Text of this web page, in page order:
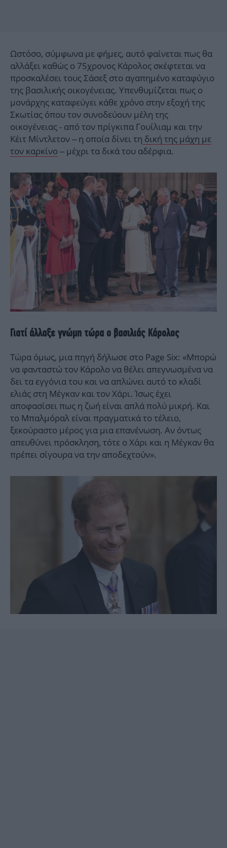
Ωστόσο, σύμφωνα με φήμες, αυτό φαίνεται πως θα
αλλάξει καθώς ο 75χρονος Κάρολος σκέφτεται να
προσκαλέσει τους Σάσεξ στο αγαπημένο καταφύγιο
της βασιλικής οικογένειας. Υπενθυμίζεται πως ο
μονάρχης καταφεύγει κάθε χρόνο στην εξοχή της
Σκωτίας όπου τον συνοδεύουν μέλη της
οικογένειας - από τον πρίγκιπα Γουίλιαμ και την
Κέιτ Μίντλετον – η οποία δίνει τη δική της μάχη με
τον καρκίνο – μέχρι τα δικά του αδέρφια.
Γιατί άλλαξε γνώμη τώρα ο βασιλιάς Κάρολος
Τώρα όμως, μια πηγή δήλωσε στο Page Six: «Μπορώ
να φανταστώ τον Κάρολο να θέλει απεγνωσμένα να
δει τα εγγόνια του και να απλώνει αυτό το κλαδί
ελιάς στη Μέγκαν και τον Χάρι. Ίσως έχει
αποφασίσει πως η ζωή είναι απλά πολύ μικρή. Και
το Μπαλμόραλ είναι πραγματικά το τέλειο,
ξεκούραστο μέρος για μια επανένωση. Αν όντως
απευθύνει πρόσκληση, τότε ο Χάρι και η Μέγκαν θα
πρέπει σίγουρα να την αποδεχτούν».